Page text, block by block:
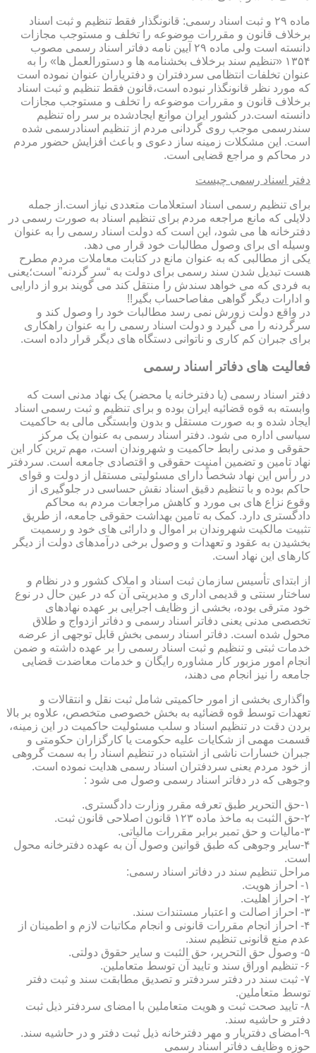
ماده ۲۹ و ثبت اسناد رسمی: قانونگذار فقط تنظیم و ثبت اسناد
برخلاف قانون و مقررات موضوعه را تخلف و مستوجب مجازات
دانسته است ولی ماده ۲۹ آیین نامه دفاتر اسناد رسمی مصوب
۱۳۵۴ «تنظیم سند برخلاف بخشنامه ها و دستورالعمل ها» را به
عنوان تخلفات انتظامی سردفتران و دفتریاران عنوان نموده است
که مورد نظر قانونگذار نبوده است،قانون فقط تنظیم و ثبت اسناد
برخلاف قانون و مقررات موضوعه را تخلف و مستوجب مجازات
دانسته است.در کشور ایران موانع ایجادشده بر سر راه تنظیم
سندرسمی موجب روی گردانی مردم از تنظیم اسنادرسمی شده
است. این مشکلات زمینه ساز دعوی و باعث افزایش حضور مردم
در محاکم و مراجع قضایی است.
دفتر اسناد رسمی چیست
برای تنظیم رسمی اسناد استعلامات متعددی نیاز است.از جمله
دلایلی که مانع مراجعه مردم برای تنظیم اسناد به صورت رسمی در
دفترخانه ها می شود، این است که دولت اسناد رسمی را به عنوان
وسیله ای برای وصول مطالبات خود قرار می دهد.
یکی از مطالبی که به عنوان مانع در کتابت معاملات مردم مطرح
هست تبدیل شدن سند رسمی برای دولت به “سر گردنه” است؛یعنی
به فردی که می خواهد سندش را منتقل کند می گویند برو از دارایی
و ادارات دیگر گواهی مفاصاحساب بگیر!!
در واقع دولت زورش نمی رسد مطالبات خود را وصول کند و
سرگردنه را می گیرد و دولت اسناد رسمی را به عنوان راهکاری
برای جبران کم کاری و ناتوانی دستگاه های دیگر قرار داده است.
فعالیت های دفاتر اسناد رسمی
دفتر اسناد رسمی (یا دفترخانه یا محضر) یک نهاد مدنی است که
وابسته به قوه قضائیه ایران بوده و برای تنظیم و ثبت رسمی اسناد
ایجاد شده و به صورت مستقل و بدون وابستگی مالی به حاکمیت
سیاسی اداره می شود. دفتر اسناد رسمی به عنوان یک مرکز
حقوقی و مدنی رابط حاکمیت و شهروندان است، مهم ترین کار این
نهاد تامین و تضمین امنیت حقوقی و اقتصادی جامعه است. سردفتر
در رأس این نهاد شخصاً دارای مسئولیتی مستقل از دولت و قوای
حاکم بوده و با تنظیم دقیق اسناد نقش حساسی در جلوگیری از
وقوع نزاع های بی مورد و کاهش مراجعات مردم به محاکم
دادگستری دارد. کمک به تامین بهداشت حقوقی جامعه، از طریق
تثبیت مالکیت شهروندان بر اموال و دارائی های خود و رسمیت
بخشیدن به عقود و تعهدات و وصول برخی درآمدهای دولت از دیگر
کارهای این نهاد است.
از ابتدای تأسیس سازمان ثبت اسناد و املاک کشور و در نظام و
ساختار سنتی و قدیمی اداری و مدیریتی آن که در عین حال در نوع
خود مترقی بوده، بخشی از وظایف اجرایی بر عهده نهادهای
تخصصی مدنی یعنی دفاتر اسناد رسمی و دفاتر ازدواج و طلاق
محول شده است. دفاتر اسناد رسمی بخش قابل توجهی از عرضه
خدمات ثبتی و تنظیم و ثبت اسناد رسمی را بر عهده داشته و ضمن
انجام امور مزبور کار مشاوره رایگان و خدمات معاضدت قضایی
جامعه را نیز انجام می دهند،
واگذاری بخشی از امور حاکمیتی شامل ثبت نقل و انتقالات و
تعهدات توسط قوه قضائیه به بخش خصوصی متخصص، علاوه بر بالا
بردن دقت در تنظیم اسناد و سلب مسئولیت حاکمیت در این زمینه،
قسمت مهمی از شکایات علیه حکومت یا کارگزاران حکومتی و
جبران خسارات ناشی از اشتباه در تنظیم اسناد را به سمت گروهی
از خود مردم یعنی سردفتران اسناد رسمی هدایت نموده است.
وجوهی که در دفاتر اسناد رسمی وصول می شود :
۱-حق التحریر طبق تعرفه مقرر وزارت دادگستری.
۲-حق الثبت به ماخذ ماده ۱۲۳ قانون اصلاحی قانون ثبت.
۳-مالیات و حق تمبر برابر مقررات مالیاتی.
۴-سایر وجوهی که طبق قوانین وصول آن به عهده دفترخانه محول
است.
مراحل تنظیم سند در دفاتر اسناد رسمی:
۱- احراز هویت.
۲- احراز اهلیت.
۳- احراز اصالت و اعتبار مستندات سند.
۴- احراز انجام مقررات قانونی و انجام مکاتبات لازم و اطمینان از
عدم منع قانونی تنظیم سند.
۵- وصول حق التحریر، حق الثبت و سایر حقوق دولتی.
۶- تنظیم اوراق سند و تایید آن توسط متعاملین.
۷- ثبت سند در دفتر سردفتر و تصدیق مطابقت سند و ثبت دفتر
توسط متعاملین.
۸- تایید صحت ثبت و هویت متعاملین با امضای سردفتر ذیل ثبت
دفتر و حاشیه سند.
۹-امضای دفتریار و مهر دفترخانه ذیل ثبت دفتر و در حاشیه سند.
حوزه وظایف دفاتر اسناد رسمی